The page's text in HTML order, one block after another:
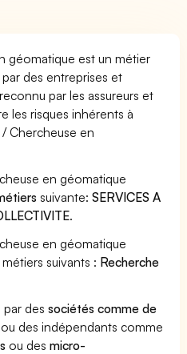
géomatique est un métier
des entreprises et
par les assureurs et
les risques inhérents à
Chercheuse en
en géomatique
suivante:SERVICES A
.
en géomatique
suivants : Recherche
par dessociétés comme de
ou des indépendants comme
ou desmicro-